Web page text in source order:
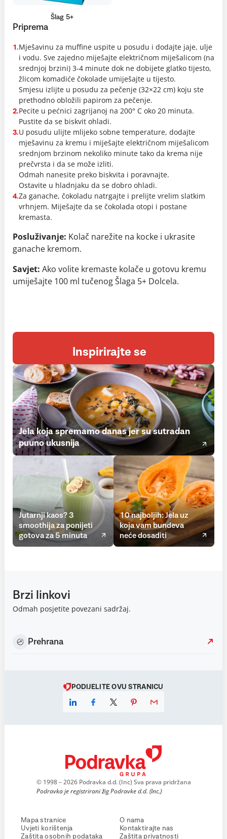
Šlag 5+
Priprema
1.Mješavinu za muffine uspite u posudu i dodajte jaje, ulje
i vodu. Sve zajedno miješajte električnom miješalicom (na
srednjoj brzini) 3-4 minute dok ne dobijete glatko tijesto,
žlicom komadiće čokolade umiješajte u tijesto.
Smjesu izlijte u posudu za pečenje (32×22 cm) koju ste
prethodno obložili papirom za pečenje.
2.Pecite u pećnici zagrijanoj na 200° C oko 20 minuta.
Pustite da se biskvit ohladi.
3.U posudu ulijte mlijeko sobne temperature, dodajte
mješavinu za kremu i miješajte električnom miješalicom
srednjom brzinom nekoliko minute tako da krema nije
prečvrsta i da se može izliti.
Odmah nanesite preko biskvita i poravnajte.
Ostavite u hladnjaku da se dobro ohladi.
4.Za ganache, čokoladu natrgajte i prelijte vrelim slatkim
vrhnjem. Miješajte da se čokolada otopi i postane
kremasta.
Posluživanje: Kolač narežite na kocke i ukrasite
ganache kremom.
Savjet: Ako volite kremaste kolače u gotovu kremu
umiješajte 100 ml tučenog Šlaga 5+ Dolcela.
Inspirirajte se
Jela koja spremamo danas jer su sutradan
puuno ukusnija
Jutarnji kaos? 3
smoothija za ponijeti
gotova za 5 minuta
10 najboljih: Jela uz
koja vam bundeva
neće dosaditi
Brzi linkovi
Odmah posjetite povezani sadržaj.
Prehrana
PODIJELITE OVU STRANICU
© 1998 – 2026 Podravka d.d. (Inc) Sva prava pridržana
Podravka je registrirani žig Podravke d.d. (Inc.)
Mapa stranice
Uvjeti korištenja
Zaštita osobnih podataka
O nama
Kontaktirajte nas
Zaštita privatnosti